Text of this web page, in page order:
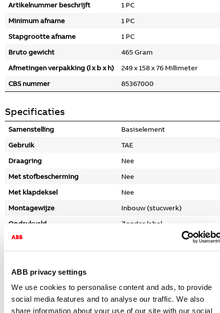
ABB privacy settings
We use cookies to personalise content and ads, to provide
social media features and to analyse our traffic. We also
share information about your use of our site with our social
Artikelnummer beschrijft
1 PC
Minimum afname
1 PC
Stapgrootte afname
1 PC
Bruto gewicht
465 Gram
Afmetingen verpakking (l x b x h)
249 x 158 x 76 Millimeter
CBS nummer
85367000
Specificaties
Samenstelling
Basiselement
Gebruik
TAE
Draagring
Nee
Met stofbescherming
Nee
Met klapdeksel
Nee
Montagewijze
Inbouw (stucwerk)
Opdrukveld
Zonder label
Met opdruk
Materiaalkwaliteit
Halogeenvrij
Nee
Oppervlaktebescherming
Gezand